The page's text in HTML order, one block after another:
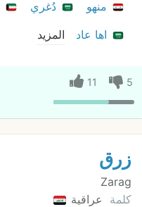
منهو
دُغري
اها عاد
المزيد
5
11
زرق
Zarag
كلمة
عراقية